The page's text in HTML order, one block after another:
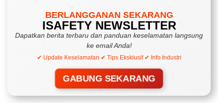
BERLANGGANAN SEKARANG
ISAFETY NEWSLETTER
Dapatkan berita terbaru dan panduan keselamatan langsung
ke email Anda!
✔ Update Keselamatan ✔ Tips Eksklusif ✔ Info Industri
GABUNG SEKARANG